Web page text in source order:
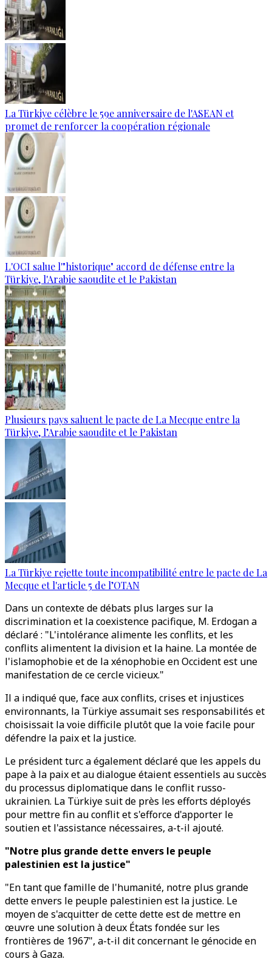
La Türkiye célèbre le 59e anniversaire de l'ASEAN et
promet de renforcer la coopération régionale
L'OCI salue l'"historique" accord de défense entre la
Türkiye, l'Arabie saoudite et le Pakistan
Plusieurs pays saluent le pacte de La Mecque entre la
Türkiye, l’Arabie saoudite et le Pakistan
La Türkiye rejette toute incompatibilité entre le pacte de La
Mecque et l'article 5 de l’OTAN
Dans un contexte de débats plus larges sur la
discrimination et la coexistence pacifique, M. Erdogan a
déclaré : "L'intolérance alimente les conflits, et les
conflits alimentent la division et la haine. La montée de
l'islamophobie et de la xénophobie en Occident est une
manifestation de ce cercle vicieux."
Il a indiqué que, face aux conflits, crises et injustices
environnants, la Türkiye assumait ses responsabilités et
choisissait la voie difficile plutôt que la voie facile pour
défendre la paix et la justice.
Le président turc a également déclaré que les appels du
pape à la paix et au dialogue étaient essentiels au succès
du processus diplomatique dans le conflit russo-
ukrainien. La Türkiye suit de près les efforts déployés
pour mettre fin au conflit et s'efforce d'apporter le
soutien et l'assistance nécessaires, a-t-il ajouté.
"Notre plus grande dette envers le peuple
palestinien est la justice"
"En tant que famille de l'humanité, notre plus grande
dette envers le peuple palestinien est la justice. Le
moyen de s'acquitter de cette dette est de mettre en
œuvre une solution à deux États fondée sur les
frontières de 1967", a-t-il dit concernant le génocide en
cours à Gaza.